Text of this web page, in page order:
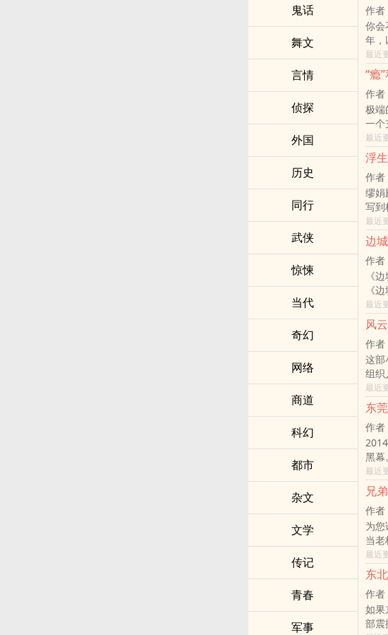
鬼话
舞文
言情
侦探
外国
历史
同行
武侠
惊悚
当代
奇幻
网络
商道
科幻
都市
杂文
文学
传记
青春
军事
兰骗
是为
摇撞
在报
到这
撒
母，
士西
方鸿
空白
苏文
生
渐不
作者
你会
年，
人生
而天
新
17
幸与
有这
你会
最近
“瘾
作者
极端
一个
为它
无法
戴希
被彻
会，
合作
近。
最近
浮
作者
缪娟
写到
王爷
王爷
旦错
知道
势
分
骨
最近
边城
作者
《
《
傩送
的翠
都是
的一
暴风
最近
风
作者
这部
组织
步和
是在
彩，
最近
东
作者
黑幕
当今
小说
们）
的人
市
者
友好
录她
的缩
最近
兄
作者
为您
当老
卖袜
停，
无归
坚定
百万
找到
最近
东
作者
如果
部震